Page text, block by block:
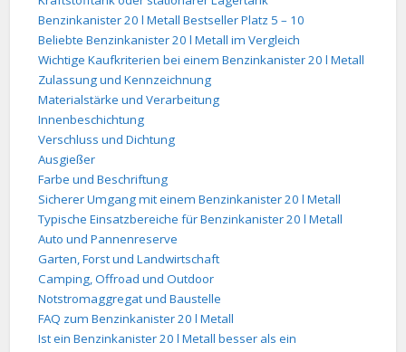
Benzinkanister 20 l Metall Bestseller Platz 5 – 10
Beliebte Benzinkanister 20 l Metall im Vergleich
Wichtige Kaufkriterien bei einem Benzinkanister 20 l Metall
Zulassung und Kennzeichnung
Materialstärke und Verarbeitung
Innenbeschichtung
Verschluss und Dichtung
Ausgießer
Farbe und Beschriftung
Sicherer Umgang mit einem Benzinkanister 20 l Metall
Typische Einsatzbereiche für Benzinkanister 20 l Metall
Auto und Pannenreserve
Garten, Forst und Landwirtschaft
Camping, Offroad und Outdoor
Notstromaggregat und Baustelle
FAQ zum Benzinkanister 20 l Metall
Ist ein Benzinkanister 20 l Metall besser als ein